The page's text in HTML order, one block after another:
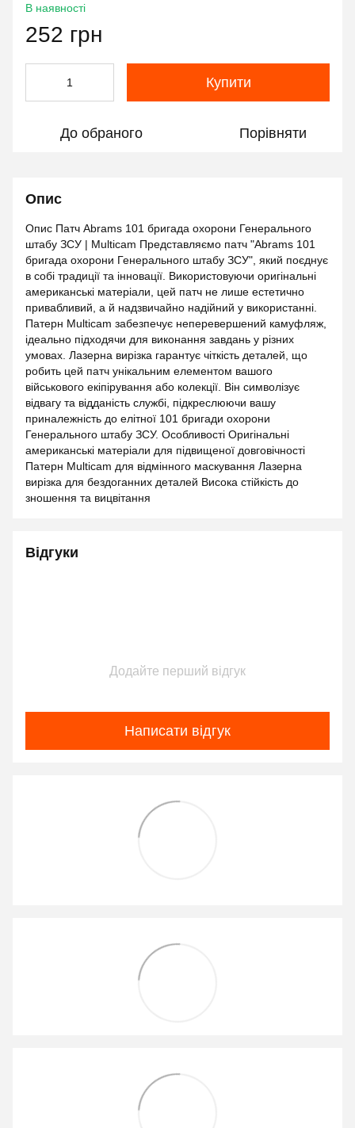
В наявності
252 грн
Купити
До обраного Порівняти
Опис
Опис Патч Abrams 101 бригада охорони Генерального
штабу ЗСУ | Multicam Представляємо патч "Abrams 101
бригада охорони Генерального штабу ЗСУ", який поєднує
в собі традиції та інновації. Використовуючи оригінальні
американські матеріали, цей патч не лише естетично
привабливий, а й надзвичайно надійний у використанні.
Патерн Multicam забезпечує неперевершений камуфляж,
ідеально підходячи для виконання завдань у різних
умовах. Лазерна вирізка гарантує чіткість деталей, що
робить цей патч унікальним елементом вашого
військового екіпірування або колекції. Він символізує
відвагу та відданість службі, підкреслюючи вашу
приналежність до елітної 101 бригади охорони
Генерального штабу ЗСУ. Особливості Оригінальні
американські матеріали для підвищеної довговічності
Патерн Multicam для відмінного маскування Лазерна
вирізка для бездоганних деталей Висока стійкість до
зношення та вицвітання
Відгуки
Додайте перший відгук
Написати відгук